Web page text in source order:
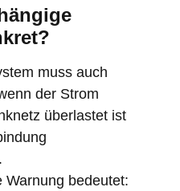
muss auch
der Strom
überlastet ist
Warnung bedeutet: